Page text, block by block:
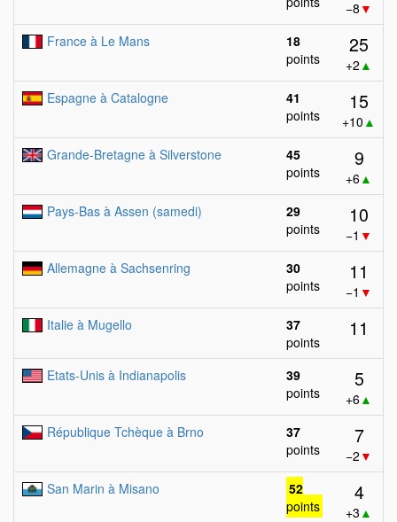
−8 ▼
France à Le Mans
18
points
25
+2 ▲
Espagne à Catalogne
41
points
15
+10 ▲
Grande-Bretagne à Silverstone
45
points
9
+6▲
Pays-Bas à Assen (samedi)
29
points
10
−1 ▼
Allemagne à Sachsenring
30
points
11
−1 ▼
Italie à Mugello
37
points
11
Etats-Unis à Indianapolis
39
points
5
+6▲
République Tchèque à Brno
37
points
7
−2 ▼
San Marin à Misano
52
points
4
+3 ▲